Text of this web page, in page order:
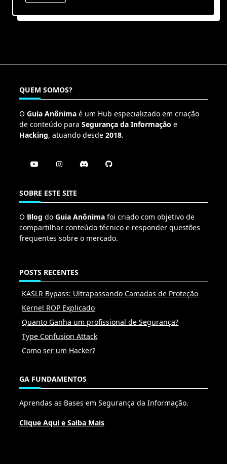
QUEM SOMOS?
O Guia Anônima é um Hub especializado em criação
de conteúdo para Segurança da Informação e
Hacking, atuando desde 2018.
SOBRE ESTE SITE
O Blog do Guia Anônima foi criado com objetivo de
compartilhar conteúdo técnico e responder questões
frequentes sobre o mercado.
POSTS RECENTES
KASLR Bypass: Ultrapassando Camadas de Proteção
Kernel ROP Explicado
Quanto Ganha um profissional de Segurança?
Type Confusion Attack
Como ser um Hacker?
GA FUNDAMENTOS
Aprendas as Bases em Segurança da Informação.
Clique Aqui e Saiba Mais